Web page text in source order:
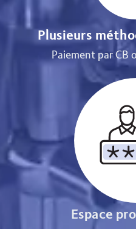
Plusieurs
Paiement par CB
Espace